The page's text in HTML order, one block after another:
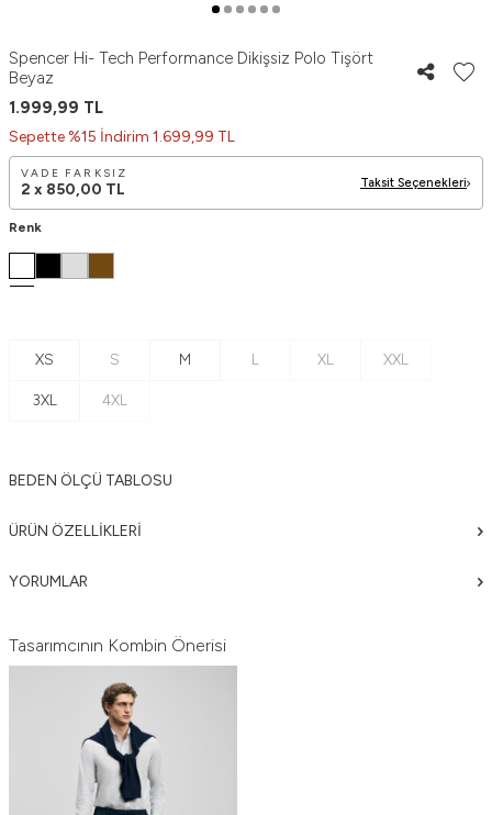
Spencer Hi- Tech Performance Dikişsiz Polo Tişört
Beyaz
1.999,99 TL
Sepette %15 İndirim 1.699,99 TL
VADE FARKSIZ
2 x 850,00 TL Taksit Seçenekleri
Renk
XS S M L XL XXL
3XL 4XL
BEDEN ÖLÇÜ TABLOSU
ÜRÜN ÖZELLIKLERI
YORUMLAR
Tasarımcının Kombin Önerisi